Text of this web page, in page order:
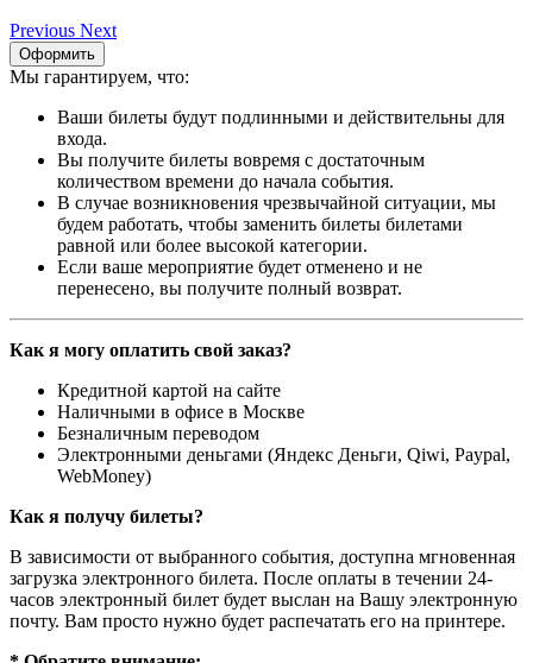
Previous Next
Оформить
Мы гарантируем, что:
Ваши билеты будут подлинными и действительны для
входа.
Вы получите билеты вовремя с достаточным
количеством времени до начала события.
В случае возникновения чрезвычайной ситуации, мы
будем работать, чтобы заменить билеты билетами
равной или более высокой категории.
Если ваше мероприятие будет отменено и не
перенесено, вы получите полный возврат.
Как я могу оплатить свой заказ?
Кредитной картой на сайте
Наличными в офисе в Москве
Безналичным переводом
Электронными деньгами (Яндекс Деньги, Qiwi, Paypal,
WebMoney)
Как я получу билеты?
В зависимости от выбранного события, доступна мгновенная
загрузка электронного билета. После оплаты в течении 24-
часов электронный билет будет выслан на Вашу электронную
почту. Вам просто нужно будет распечатать его на принтере.